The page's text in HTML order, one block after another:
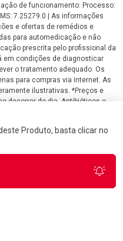
Produto, basta clicar no
de funcionamento: Processo:
7.25279.0 | As informações
e ofertas de remédios e
para automedicação e não
prescrita pelo profissional da
em condições de diagnosticar
o tratamento adequado. Os
para compras via internet. As
ilustrativas. *Preços e
decorrer do dia. Antibióticos e
ou televendas. Portaria nº
de funcionamento Central
4404 ou 0800 282 10 10 de